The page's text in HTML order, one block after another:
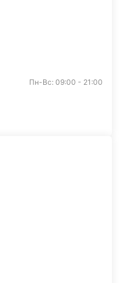
Пн-Вс: 09:00 - 21:00